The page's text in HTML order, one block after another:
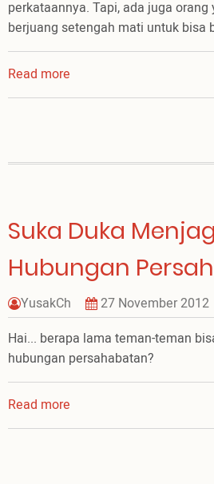
perkataannya. Tapi, ada juga orang
berjuang setengah mati untuk bisa
Read more
Tegas!
Suka Duka
Hubungan
YusakCh
27 November 2012
Hai... berapa lama teman-teman
hubungan persahabatan?
Read more
Suka